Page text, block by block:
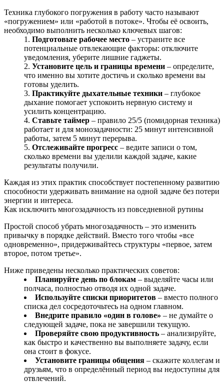
Техника глубокого погружения в работу часто называют
«погружением» или «работой в потоке». Чтобы её освоить,
необходимо выполнить несколько ключевых шагов:
Подготовьте рабочее место – устраните все
потенциальные отвлекающие факторы: отключите
уведомления, уберите лишние гаджеты.
Установите цель и границы времени – определите,
что именно вы хотите достичь и сколько времени вы
готовы уделить.
Практикуйте дыхательные техники – глубокое
дыхание помогает успокоить нервную систему и
усилить концентрацию.
Ставьте таймер – правило 25/5 (помидорная техника)
работает и для монозадачности: 25 минут интенсивной
работы, затем 5 минут перерыва.
Отслеживайте прогресс – ведите записи о том,
сколько времени вы уделили каждой задаче, какие
результаты получили.
Каждая из этих практик способствует постепенному развитию
способности удерживать внимание на одной задаче без потери
энергии и интереса.
Как исключить многозадачность из повседневной рутины
Простой способ убрать многозадачность – это изменить
привычку в порядке действий. Вместо того чтобы «все
одновременно», придерживайтесь структуры «первое, затем
второе, потом третье».
Ниже приведены несколько практических советов:
Планируйте день по блокам – выделяйте часы или
полчаса, полностью отводя их одной задаче.
Используйте списки приоритетов – вместо полного
списка дел сосредоточьтесь на одном главном.
Внедрите правило «один в голове» – не думайте о
следующей задаче, пока не завершили текущую.
Проверяйте свою продуктивность – анализируйте,
как быстро и качественно вы выполняете задачу, если
она стоит в фокусе.
Установите границы общения – скажите коллегам и
друзьям, что в определённый период вы недоступны для
отвлечений.